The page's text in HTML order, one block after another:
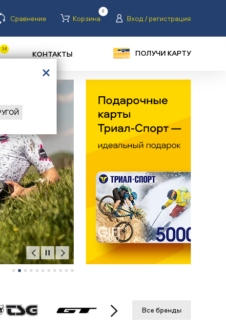
Сравнение Корзина
0
Вход / регистрация
14 КОНТАКТЫ ПОЛУЧИ КАРТУ
Все бренды